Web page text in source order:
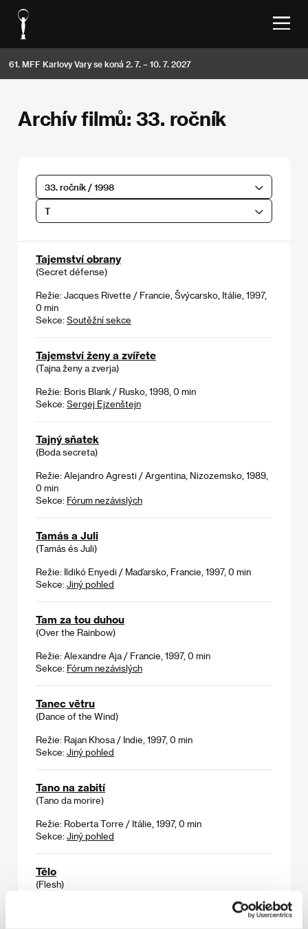
61. MFF Karlovy Vary se koná 2. 7. – 10. 7. 2027
Archív filmů: 33. ročník
33. ročník / 1998
T
Tajemství obrany
(Secret défense)
Režie: Jacques Rivette / Francie, Švýcarsko, Itálie, 1997,
0 min
Sekce: Soutěžní sekce
Tajemství ženy a zvířete
(Tajna ženy a zverja)
Režie: Boris Blank / Rusko, 1998, 0 min
Sekce: Sergej Ejzenštejn
Tajný sňatek
(Boda secreta)
Režie: Alejandro Agresti / Argentina, Nizozemsko, 1989,
0 min
Sekce: Fórum nezávislých
Tamás a Juli
(Tamás és Juli)
Režie: Ildikó Enyedi / Maďarsko, Francie, 1997, 0 min
Sekce: Jiný pohled
Tam za tou duhou
(Over the Rainbow)
Režie: Alexandre Aja / Francie, 1997, 0 min
Sekce: Fórum nezávislých
Tanec větru
(Dance of the Wind)
Režie: Rajan Khosa / Indie, 1997, 0 min
Sekce: Jiný pohled
Tano na zabití
(Tano da morire)
Režie: Roberta Torre / Itálie, 1997, 0 min
Sekce: Jiný pohled
Tělo
(Flesh)